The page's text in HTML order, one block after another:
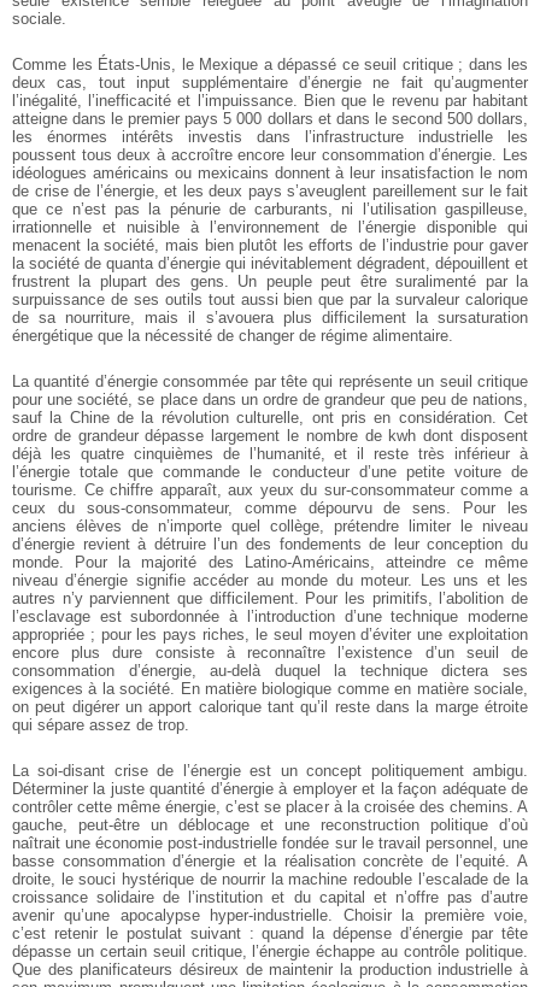
sociale.
Comme les États-Unis, le Mexique a dépassé ce seuil critique ; dans les
deux cas, tout input supplémentaire d’énergie ne fait qu’augmenter
l’inégalité, l’inefficacité et l’impuissance. Bien que le revenu par habitant
atteigne dans le premier pays 5 000 dollars et dans le second 500 dollars,
les énormes intérêts investis dans l’infrastructure industrielle les
poussent tous deux à accroître encore leur consommation d’énergie. Les
idéologues américains ou mexicains donnent à leur insatisfaction le nom
de crise de l’énergie, et les deux pays s’aveuglent pareillement sur le fait
que ce n’est pas la pénurie de carburants, ni l’utilisation gaspilleuse,
irrationnelle et nuisible à l’environnement de l’énergie disponible qui
menacent la société, mais bien plutôt les efforts de l’industrie pour gaver
la société de quanta d’énergie qui inévitablement dégradent, dépouillent et
frustrent la plupart des gens. Un peuple peut être suralimenté par la
surpuissance de ses outils tout aussi bien que par la survaleur calorique
de sa nourriture, mais il s’avouera plus difficilement la sursaturation
énergétique que la nécessité de changer de régime alimentaire.
La quantité d’énergie consommée par tête qui représente un seuil critique
pour une société, se place dans un ordre de grandeur que peu de nations,
sauf la Chine de la révolution culturelle, ont pris en considération. Cet
ordre de grandeur dépasse largement le nombre de kwh dont disposent
déjà les quatre cinquièmes de l’humanité, et il reste très inférieur à
l’énergie totale que commande le conducteur d’une petite voiture de
tourisme. Ce chiffre apparaît, aux yeux du sur-consommateur comme a
ceux du sous-consommateur, comme dépourvu de sens. Pour les
anciens élèves de n’importe quel collège, prétendre limiter le niveau
d’énergie revient à détruire l’un des fondements de leur conception du
monde. Pour la majorité des Latino-Américains, atteindre ce même
niveau d’énergie signifie accéder au monde du moteur. Les uns et les
autres n’y parviennent que difficilement. Pour les primitifs, l’abolition de
l’esclavage est subordonnée à l’introduction d’une technique moderne
appropriée ; pour les pays riches, le seul moyen d’éviter une exploitation
encore plus dure consiste à reconnaître l’existence d’un seuil de
consommation d’énergie, au-delà duquel la technique dictera ses
exigences à la société. En matière biologique comme en matière sociale,
on peut digérer un apport calorique tant qu’il reste dans la marge étroite
qui sépare assez de trop.
La soi-disant crise de l’énergie est un concept politiquement ambigu.
Déterminer la juste quantité d’énergie à employer et la façon adéquate de
contrôler cette même énergie, c’est se placer à la croisée des chemins. A
gauche, peut-être un déblocage et une reconstruction politique d’où
naîtrait une économie post-industrielle fondée sur le travail personnel, une
basse consommation d’énergie et la réalisation concrète de l’equité. A
droite, le souci hystérique de nourrir la machine redouble l’escalade de la
croissance solidaire de l’institution et du capital et n’offre pas d’autre
avenir qu’une apocalypse hyper-industrielle. Choisir la première voie,
c’est retenir le postulat suivant : quand la dépense d’énergie par tête
dépasse un certain seuil critique, l’énergie échappe au contrôle politique.
Que des planificateurs désireux de maintenir la production industrielle à